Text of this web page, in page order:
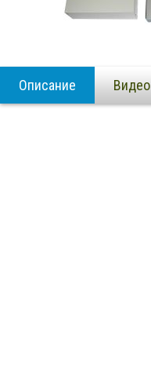
Описание Видео